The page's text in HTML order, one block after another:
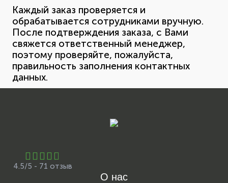
Каждый заказ проверяется и
обрабатывается сотрудниками вручную.
После подтверждения заказа, с Вами
свяжется ответственный менеджер,
поэтому проверяйте, пожалуйста,
правильность заполнения контактных
данных.
4.5/5 - 71 отзыв
О нас